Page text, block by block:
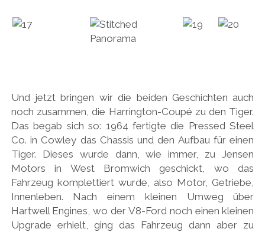
Und jetzt bringen wir die beiden Geschichten auch
noch zusammen, die Harrington-Coupé zu den Tiger.
Das begab sich so: 1964 fertigte die Pressed Steel
Co. in Cowley das Chassis und den Aufbau für einen
Tiger. Dieses wurde dann, wie immer, zu Jensen
Motors in West Bromwich geschickt, wo das
Fahrzeug komplettiert wurde, also Motor, Getriebe,
Innenleben. Nach einem kleinen Umweg über
Hartwell Engines, wo der V8-Ford noch einen kleinen
Upgrade erhielt, ging das Fahrzeug dann aber zu